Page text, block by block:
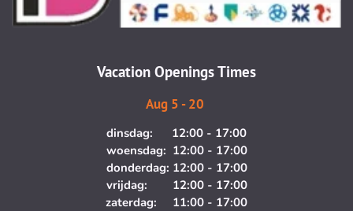
g
r
m
o
o
Vacation Openings Times
Aug 5 - 20
dinsdag: 12:00 - 17:00
woensdag: 12:00 - 17:00
donderdag: 12:00 - 17:00
vrijdag: 12:00 - 17:00
zaterdag: 11:00 - 17:00